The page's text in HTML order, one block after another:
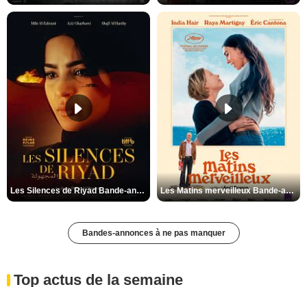
Les Silences de Riyad Bande-annonce VO STFR Les Matins merveilleux Bande-annonce VF
Bandes-annonces à ne pas manquer
Top actus de la semaine